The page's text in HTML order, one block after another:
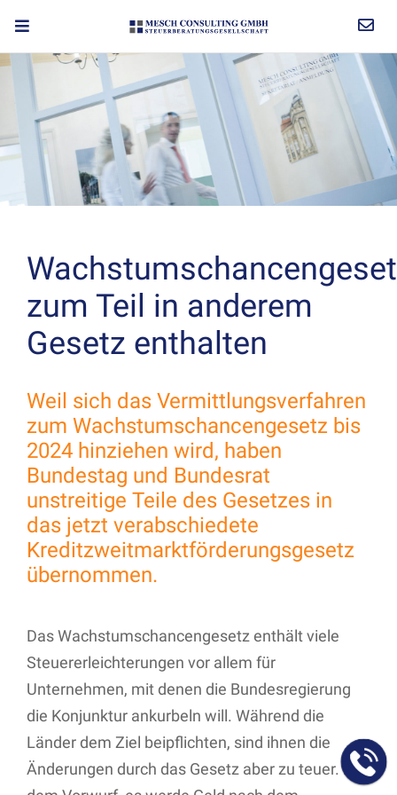
zum Teil in anderem
Gesetz enthalten
Weil sich das Vermittlungsverfahren
zum Wachstumschancengesetz bis
2024 hinziehen wird, haben
Bundestag und Bundesrat
unstreitige Teile des Gesetzes in
das jetzt verabschiedete
Kreditzweitmarktförderungsgesetz
übernommen.
Das Wachstumschancengesetz enthält viele
Steuererleichterungen vor allem für
Unternehmen, mit denen die Bundesregierung
die Konjunktur ankurbeln will. Während die
Länder dem Ziel beipflichten, sind ihnen die
Änderungen durch das Gesetz aber zu teuer. Mit